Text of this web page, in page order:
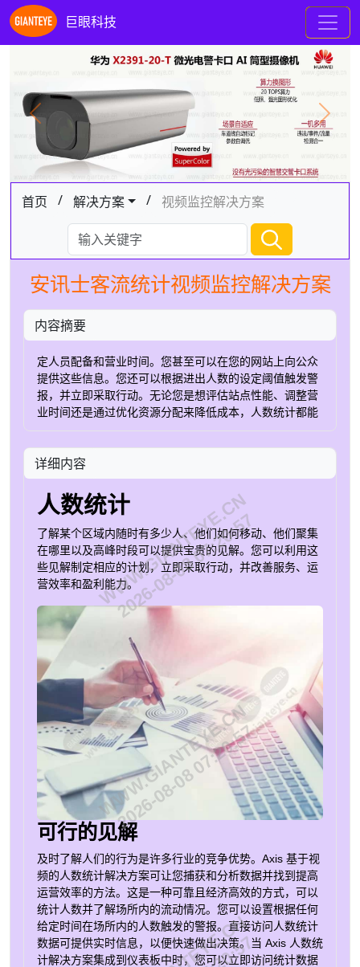
巨眼科技
Previous Next
首页 / 解决方案 / 视频监控解决方案
安讯士客流统计视频监控解决方案
内容摘要
定人员配备和营业时间。您甚至可以在您的网站上向公众
提供这些信息。您还可以根据进出人数的设定阈值触发警
报，并立即采取行动。无论您是想评估站点性能、调整营
业时间还是通过优化资源分配来降低成本，人数统计都能
Analytics 基于人工智能的分析套件，提供切实可行的见解
AXIS 人流量统计器 超越人数的洞察力 AXIS P8815-2 3D
人形计数器 完整、精密的 3D 人员计数器 AXIS M30 半球
摄像机系列 价格实惠的迷你半球摄像机 入住率估算 了解
在特定时间您的场所或特定区域内有多少人，您可以分析
占用数据并做出明智的调整。您可以使用这些信息来分析
某个区域内的人流量，改善空间利用率，有效分配资源，
并在占用水平超过设定阈值时采取措施。您可以设置占用
阈值，以触发诸如通过扬声器自动发送语音消息或向主管
发送警报等操作。因此，您可以在优化成本的同时增强人
们的体验。当我们的解决方案与楼宇管理系统集成时，您
可以优化 HVAC 系统的使用，从而优化能源消耗。 典型
系统设置 AXIS Object Analytics 基于人工智能的分析套
件，提供切实可行的见解 AXIS 人流量统计器 超越人数的
洞察力 AXIS P8815-2 3D人形计数器 完整、精密的 3D 人
员计数器 AXIS C1111-E 网络机柜扬声器 灵活、音质好、
体积小 AXIS M42 半球摄像机系列 价格实惠的变焦球型摄
像机 相关行业 零售 通过解决防损、商店优化和安全保障
的综合解决方案，让您的商店更安全、更盈利。 教育 探
索互联技术，帮助学校为学生、教职员工和访客创建更安
全的学习环境。 公共交通 网络视频技术可保护乘客、工
作人员、机车车辆和基础设施，同时提供宝贵的商业智
能。 更多行业 了解声音检测如何在零售、公共交通、关
键基础设施和其他行业领域增加价值。
详细内容
人数统计
了解某个区域内随时有多少人、他们如何移动、他们聚集
在哪里以及高峰时段可以提供宝贵的见解。您可以利用这
些见解制定相应的计划，立即采取行动，并改善服务、运
营效率和盈利能力。
可行的见解
及时了解人们的行为是许多行业的竞争优势。Axis 基于视
频的人数统计解决方案可让您捕获和分析数据并找到提高
运营效率的方法。这是一种可靠且经济高效的方式，可以
统计人数并了解场所内的流动情况。您可以设置根据任何
给定时间在场所内的人数触发的警报。直接访问人数统计
数据可提供实时信息，以便快速做出决策。当 Axis 人数统
计解决方案集成到仪表板中时，您可以立即访问统计数据
WWW.GIANTEYE.CN
2026-08-08 07:20:57
WWW.GIANTEYE.CN
2026-08-08 07:20:57